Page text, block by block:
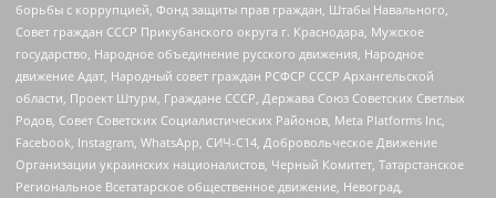
борьбы с коррупцией, Фонд защиты прав граждан, Штабы Навального,
Совет граждан СССР Прикубанского округа г. Краснодара, Мужское
государство, Народное объединение русского движения, Народное
движение Адат, Народный совет граждан РСФСР СССР Архангельской
области, Проект Штурм, Граждане СССР, Держава Союз Советских Светлых
Родов, Совет Советских Социалистических Районов, Meta Platforms Inc,
Facebook, Instagram, WhatsApp, СИЧ-С14, Добровольческое Движение
Организации украинских националистов, Черный Комитет, Татарстанское
Региональное Всетатарское общественное движение, Невоград,